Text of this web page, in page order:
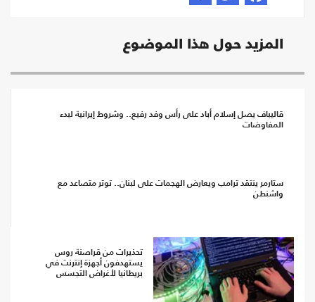
المزيد حول هذا الموضوع
قاليباف يصل إسلام أباد على رأس وفد رفيع.. وشروط إيرانية لبدء
المفاوضات
ستارمر ينتقد ترامب ويعارض الهجمات على لبنان.. توتر متصاعد مع
واشنطن
تحذيرات من قراصنة روس
يستهدفون أجهزة إنترنت في
بريطانيا لأغراض التجسس